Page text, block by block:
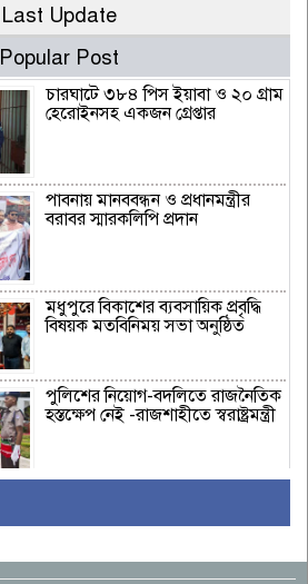
Last Update
Popular Post
চারঘাটে ৩৮৪ পিস ইয়াবা ও ২০ গ্রাম
হেরোইনসহ একজন গ্রেপ্তার
পাবনায় মানববন্ধন ও প্রধানমন্ত্রীর
বরাবর স্মারকলিপি প্রদান
মধুপুরে বিকাশের ব্যবসায়িক প্রবৃদ্ধি
বিষয়ক মতবিনিময় সভা অনুষ্ঠিত
পুলিশের নিয়োগ-বদলিতে রাজনৈতিক
হস্তক্ষেপ নেই -রাজশাহীতে স্বরাষ্ট্রমন্ত্রী
বছর পূর্তি উদযাপন